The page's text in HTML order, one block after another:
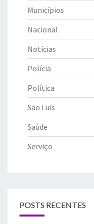
Municípios
Nacional
Notícias
Polícia
Política
São Luis
Saúde
Serviço
POSTS RECENTES